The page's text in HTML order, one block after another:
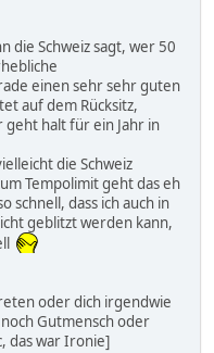
die Schweiz sagt, wer 50
einen sehr sehr guten
auf dem Rücksitz,
geht halt für ein Jahr in
die Schweiz
Tempolimit geht das eh
schnell, dass ich auch in
geblitzt werden kann,
oder dich irgendwie
Gutmensch oder
das war Ironie]